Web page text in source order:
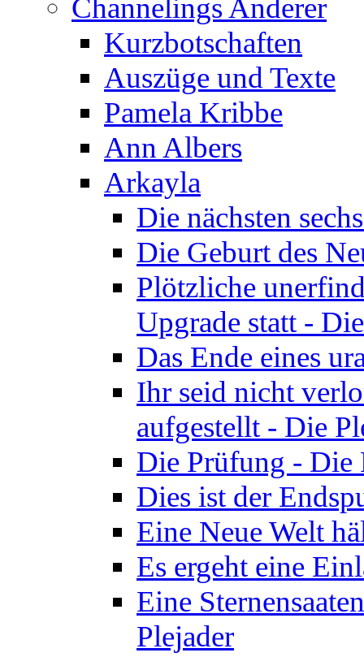
Channelings Anderer
Kurzbotschaften
Auszüge und Texte
Pamela Kribbe
Ann Albers
Arkayla
Die nächsten
Die Geburt des
Plötzliche
Upgrade statt -
Das Ende eines
Ihr seid nicht
aufgestellt - Die
Die Prüfung - Die
Dies ist der
Eine Neue Welt
Es ergeht eine
Eine
Plejader